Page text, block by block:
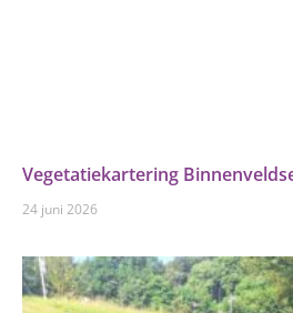
Vegetatiekartering
24 juni 2026